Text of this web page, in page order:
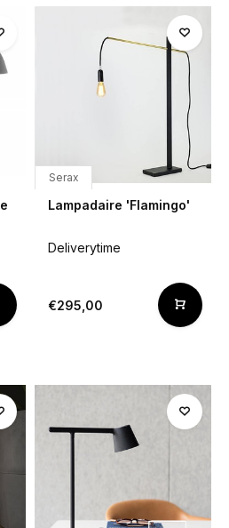
Serax
Lampadaire 'Flamingo'
Deliverytime
€295,00